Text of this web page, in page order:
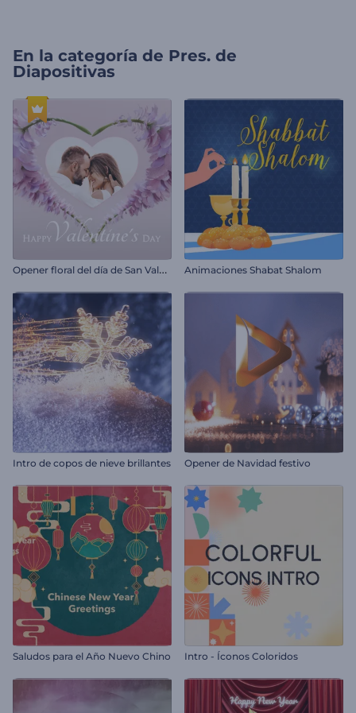
En la categoría de Pres. de
Diapositivas
O
pener floral del día de San Valentín Animaciones Shabat Shalom
Intro de copos de nieve brillantes Opener de Navidad festivo
Saludos para el Año Nuevo Chino Intro - Íconos Coloridos